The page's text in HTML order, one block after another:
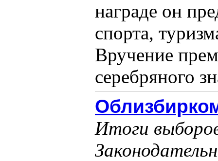
награде он
спорта,
Вручение
серебряного
Итоги